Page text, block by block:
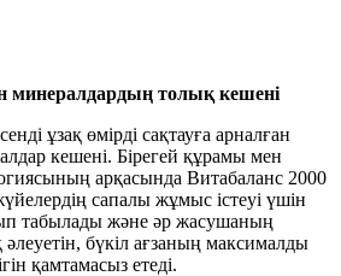
минералдардың толық кешені
ұзақ өмірді сақтауға арналған
кешені. Бірегей құрамы мен
арқасында Витабаланс 2000
сапалы жұмыс істеуі үшін
табылады және әр жасушаның
бүкіл ағзаның максималды
қамтамасыз етеді.